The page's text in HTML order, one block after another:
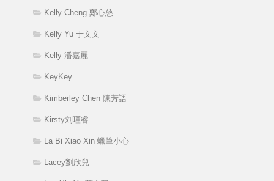
Kelly Cheng 鄭心慈
Kelly Yu 于文文
Kelly 潘嘉麗
KeyKey
Kimberley Chen 陳芳語
Kirsty刘瑾睿
La Bi Xiao Xin 蠟筆小心
Lacey劉欣兒